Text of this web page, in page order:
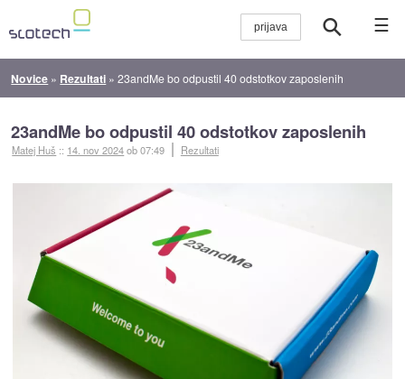
☰
Novice » Rezultati »23andMe bo odpustil 40 odstotkov zaposlenih
23andMe bo odpustil 40 odstotkov zaposlenih
Matej Huš :: 14. nov 2024ob 07:49 Rezultati